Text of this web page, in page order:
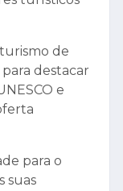
de
destacar
e
para o
suas